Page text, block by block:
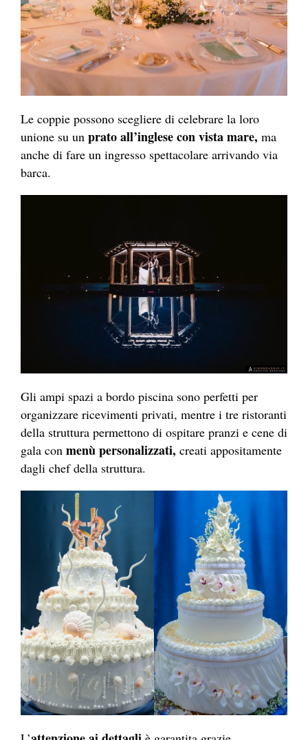
Le coppie possono scegliere di celebrare la loro
unione su un prato all’inglese con vista mare, ma
anche di fare un ingresso spettacolare arrivando via
barca.
Gli ampi spazi a bordo piscina sono perfetti per
organizzare ricevimenti privati, mentre i tre ristoranti
della struttura permettono di ospitare pranzi e cene di
gala con menù personalizzati, creati appositamente
dagli chef della struttura.